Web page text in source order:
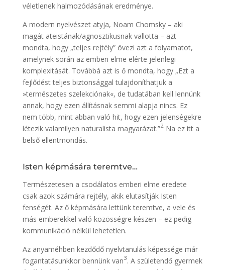
véletlenek halmozódásának eredménye.
A modern nyelvészet atyja, Noam Chomsky – aki
magát ateistának/agnosztikusnak vallotta – azt
mondta, hogy „teljes rejtély” övezi azt a folyamatot,
amelynek során az emberi elme elérte jelenlegi
komplexitását. Továbbá azt is ő mondta, hogy „Ezt a
fejlődést teljes biztonsággal tulajdoníthatjuk a
»természetes szelekciónak«, de tudatában kell lennünk
annak, hogy ezen állításnak semmi alapja nincs. Ez
nem több, mint abban való hit, hogy ezen jelenségekre
létezik valamilyen naturalista magyarázat.”2Na ez itt a
belső ellentmondás.
Isten képmására teremtve…
Természetesen a csodálatos emberi elme eredete
csak azok számára rejtély, akik elutasítják Isten
fenségét. Az ő képmására lettünk teremtve, a vele és
más emberekkel való közösségre készen – ez pedig
kommunikáció nélkül lehetetlen.
Az anyaméhben kezdődő nyelvtanulás képessége már
fogantatásunkkor bennünk van3. A születendő gyermek